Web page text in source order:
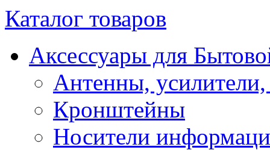
Каталог товаров
Аксессуары для
Антенны, усилители,
Кронштейны
Носители